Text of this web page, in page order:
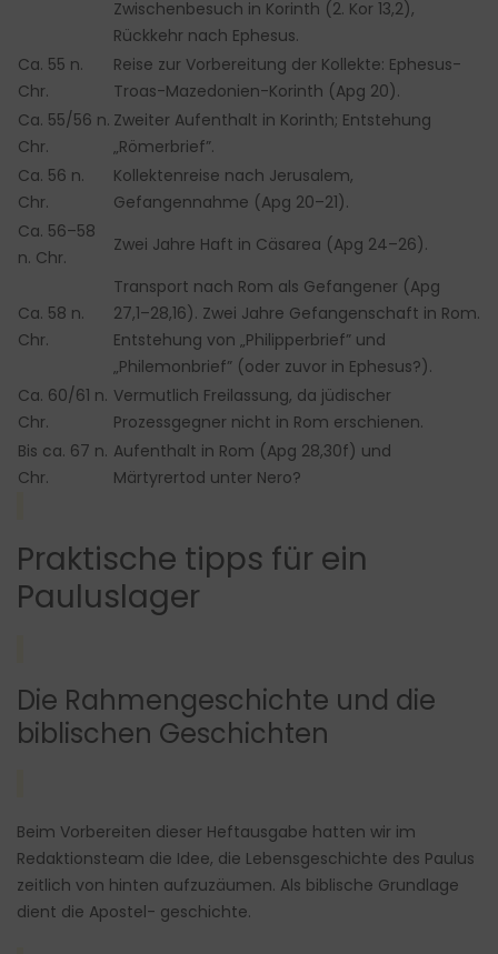
Zwischenbesuch in Korinth (2. Kor 13,2),
Rückkehr nach Ephesus.
Ca. 55 n.
Chr.
Reise zur Vorbereitung der Kollekte: Ephesus-
Troas-Mazedonien-Korinth (Apg 20).
Ca. 55/56 n.
Chr.
Zweiter Aufenthalt in Korinth; Entstehung
„Römerbrief”.
Ca. 56 n.
Chr.
Kollektenreise nach Jerusalem,
Gefangennahme (Apg 20–21).
Ca. 56–58
n. Chr.
Zwei Jahre Haft in Cäsarea (Apg 24–26).
Ca. 58 n.
Chr.
Transport nach Rom als Gefangener (Apg
27,1–28,16). Zwei Jahre Gefangenschaft in Rom.
Entstehung von „Philipperbrief” und
„Philemonbrief” (oder zuvor in Ephesus?).
Ca. 60/61 n.
Chr.
Vermutlich Freilassung, da jüdischer
Prozessgegner nicht in Rom erschienen.
Bis ca. 67 n.
Chr.
Aufenthalt in Rom (Apg 28,30f) und
Märtyrertod unter Nero?
Praktische tipps für ein
Pauluslager
Die Rahmengeschichte und die
biblischen Geschichten
Beim Vorbereiten dieser Heftausgabe hatten wir im
Redaktionsteam die Idee, die Lebensgeschichte des Paulus
zeitlich von hinten aufzuzäumen. Als biblische Grundlage
dient die Apostel- geschichte.